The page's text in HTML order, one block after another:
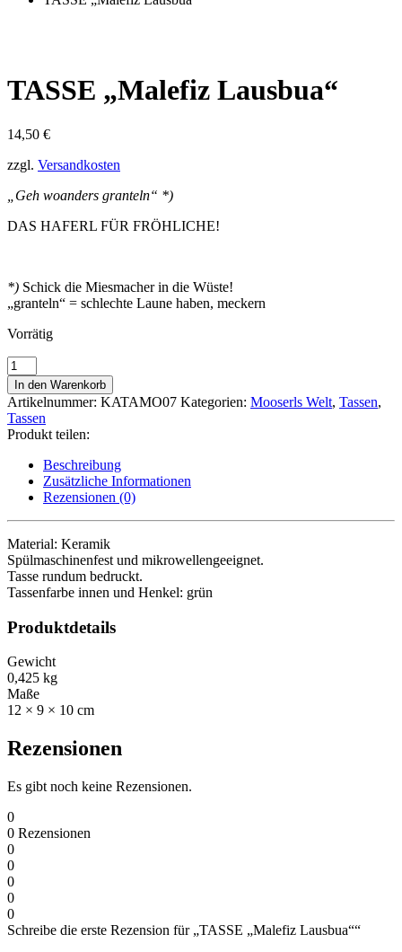
TASSE „Malefiz Lausbua“
14,50 €
zzgl. Versandkosten
„Geh woanders granteln“ *)
DAS HAFERL FÜR FRÖHLICHE!
*) Schick die Miesmacher in die Wüste!
„granteln“ = schlechte Laune haben, meckern
Vorrätig
TASSE
"Malefiz
Lausbua"
Menge
In den Warenkorb
Artikelnummer: KATAMO07 Kategorien: Mooserls Welt, Tassen,
Tassen
Produkt teilen:
Beschreibung
Zusätzliche Informationen
Rezensionen (0)
Material: Keramik
Spülmaschinenfest und mikrowellengeeignet.
Tasse rundum bedruckt.
Tassenfarbe innen und Henkel: grün
Produktdetails
Gewicht
0,425 kg
Maße
12 × 9 × 10 cm
Rezensionen
Es gibt noch keine Rezensionen.
0
0 Rezensionen
0
0
0
0
0
Schreibe die erste Rezension für „TASSE „Malefiz Lausbua““